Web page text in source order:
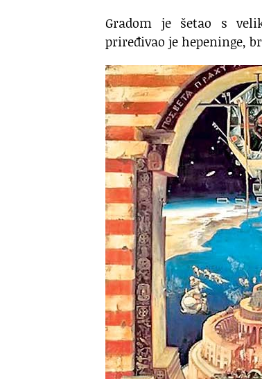
Gradom je šetao s
priređivao je hepeninge,